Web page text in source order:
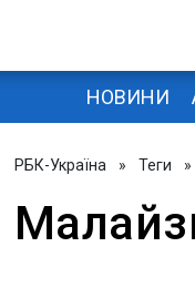
НОВИНИ
РБК-Україна » Теги »